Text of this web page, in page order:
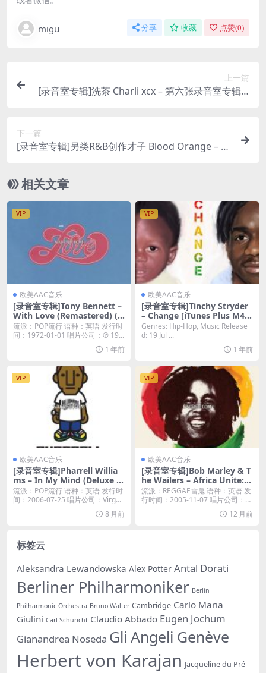
migu 分享 收藏 点赞(0)
上一篇
[录音室专辑]洗茶 Charli xcx – 第六张录音室专辑 B
下一篇
[录音室专辑]另类R&B创作才子 Blood Orange – 新
相关文章
VIP
欧美AAC音乐
[录音室专辑]Tony Bennett –
With Love (Remastered) (1
972) [iTunes Plus M4A]
流派：POP流行 语种：英语 发行时
间：1972-01-01 唱片公司：℗ 19...
1 年前
VIP
欧美AAC音乐
[录音室专辑]Tinchy Stryder
– Change [iTunes Plus M4
A]
Genres: Hip-Hop, Music Release
d: 19 Jul ...
1 年前
VIP
欧美AAC音乐
[录音室专辑]Pharrell Willia
ms – In My Mind (Deluxe E
dition) [iTunes Plus M4A]
流派：POP流行 语种：英语 发行时
间：2006-07-25 唱片公司：Virg...
8 月前
VIP
欧美AAC音乐
[录音室专辑]Bob Marley & T
he Wailers – Africa Unite: T
he Singles Collection (200
5) [iTunes Plus M4A]
流派：REGGAE雷鬼 语种：英语 发
行时间：2005-11-07 唱片公司：
12 月前
标签云
Aleksandra Lewandowska Alex Potter Antal Dorati
Berliner Philharmoniker Berlin
Philharmonic Orchestra Bruno Walter Cambridge Carlo Maria
Giulini Carl Schuricht Claudio Abbado Eugen Jochum
Gianandrea Noseda Gli Angeli Genève
Herbert von Karajan Jacqueline du Pré